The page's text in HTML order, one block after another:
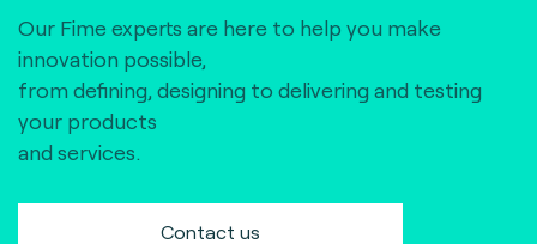
Our Fime experts are here to help you make
innovation possible,
from defining, designing to delivering and testing
your products
and services.
Contact us